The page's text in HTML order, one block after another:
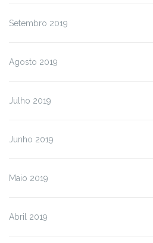
Setembro 2019
Agosto 2019
Julho 2019
Junho 2019
Maio 2019
Abril 2019